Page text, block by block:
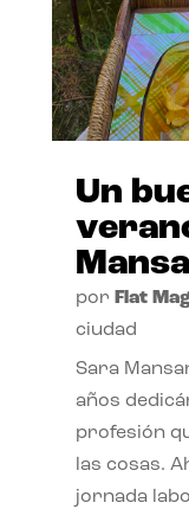
Un
por Flat
ciudad
Sara
años
profesión
las cosas.
jornada